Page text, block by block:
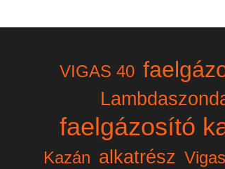
VIGAS 40
faelgázosító
Kazán alkatrész